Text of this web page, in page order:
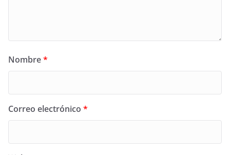
Nombre*
Correo electrónico *